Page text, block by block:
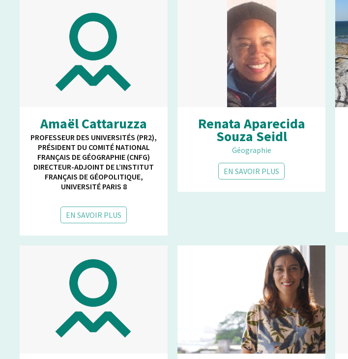
Amaël Cattaruzza
PROFESSEUR DES UNIVERSITÉS (PR2),
PRÉSIDENT DU COMITÉ NATIONAL
FRANÇAIS DE GÉOGRAPHIE (CNFG)
DIRECTEUR-ADJOINT DE L’INSTITUT
FRANÇAIS DE GÉOPOLITIQUE,
UNIVERSITÉ PARIS 8
EN SAVOIR PLUS
Renata Aparecida
Souza Seidl
Géographie
EN SAVOIR PLUS